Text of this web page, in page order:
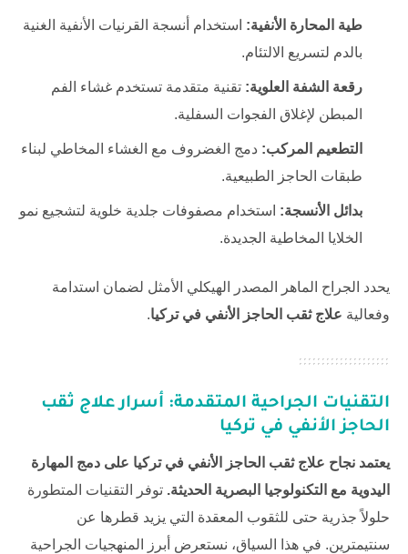
طية المحارة الأنفية: استخدام أنسجة القرنيات الأنفية الغنية
بالدم لتسريع الالتئام.
رقعة الشفة العلوية: تقنية متقدمة تستخدم غشاء الفم
المبطن لإغلاق الفجوات السفلية.
التطعيم المركب: دمج الغضروف مع الغشاء المخاطي لبناء
طبقات الحاجز الطبيعية.
بدائل الأنسجة: استخدام مصفوفات جلدية خلوية لتشجيع نمو
الخلايا المخاطية الجديدة.
يحدد الجراح الماهر المصدر الهيكلي الأمثل لضمان استدامة
وفعالية علاج ثقب الحاجز الأنفي في تركيا.
التقنيات الجراحية المتقدمة: أسرارعلاج ثقب
الحاجز الأنفي في تركيا
يعتمد نجاح علاج ثقب الحاجز الأنفي في تركيا على دمج المهارة
اليدوية مع التكنولوجيا البصرية الحديثة. توفر التقنيات المتطورة
حلولاً جذرية حتى للثقوب المعقدة التي يزيد قطرها عن
سنتيمترين. في هذا السياق، نستعرض أبرز المنهجيات الجراحية